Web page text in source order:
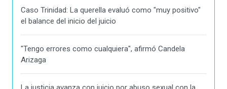
Caso Trinidad: La querella evaluó como "muy positivo"
el balance del inicio del juicio
"Tengo errores como cualquiera", afirmó Candela
Arizaga